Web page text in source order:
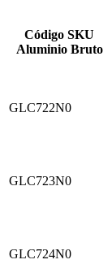
Código SKU
Aluminio Bruto
GLC722N0
GLC723N0
GLC724N0